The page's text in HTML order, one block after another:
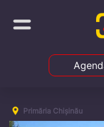
Primăria Chișinău